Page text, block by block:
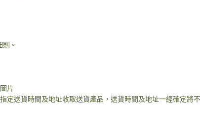
。
片
定送貨時間及地址收取送貨產品，送貨時間及地址一經確定將